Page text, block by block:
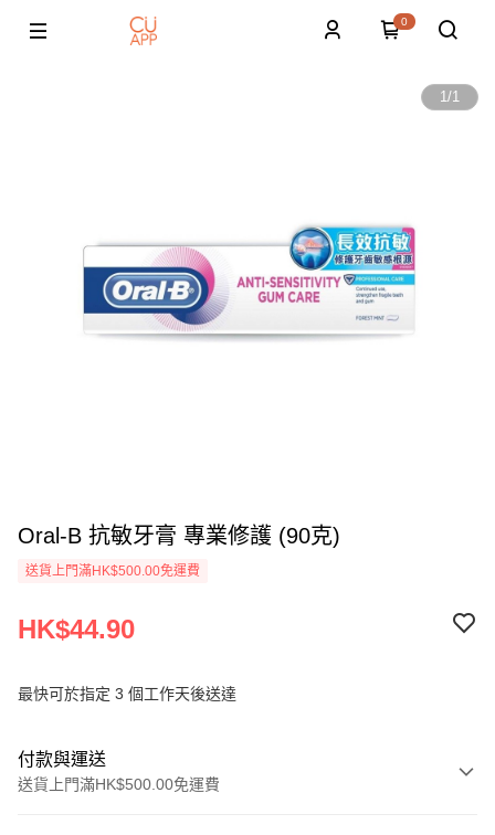
0
1/1
Oral-B 抗敏牙膏 專業修護 (90克)
送貨上門滿HK$500.00免運費
HK$44.90
最快可於指定 3 個工作天後送達
付款與運送
送貨上門滿HK$500.00免運費